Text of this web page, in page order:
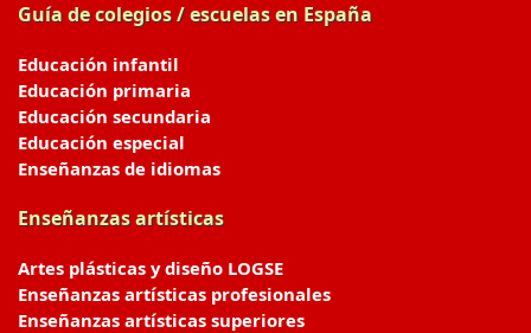
Guía de colegios / escuelas en España
Educación infantil
Educación primaria
Educación secundaria
Educación especial
Enseñanzas de idiomas
Enseñanzas artísticas
Artes plásticas y diseño LOGSE
Enseñanzas artísticas profesionales
Enseñanzas artísticas superiores